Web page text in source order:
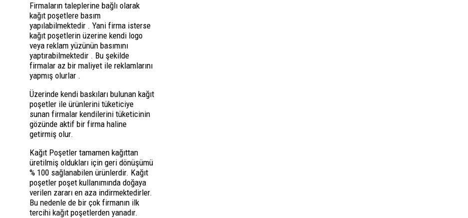
Firmaların taleplerine bağlı olarak
kağıt poşetlere basım
yapılabilmektedir . Yani firma isterse
kağıt poşetlerin üzerine kendi logo
veya reklam yüzünün basımını
yaptırabilmektedir . Bu şekilde
firmalar az bir maliyet ile reklamlarını
yapmış olurlar .
Üzerinde kendi baskıları bulunan kağıt
poşetler ile ürünlerini tüketiciye
sunan firmalar kendilerini tüketicinin
gözünde aktif bir firma haline
getirmiş olur.
Kağıt Poşetler tamamen kağıttan
üretilmiş oldukları için geri dönüşümü
% 100 sağlanabilen ürünlerdir. Kağıt
poşetler poşet kullanımında doğaya
verilen zararı en aza indirmektedirler.
Bu nedenle de bir çok firmanın ilk
tercihi kağıt poşetlerden yanadır.